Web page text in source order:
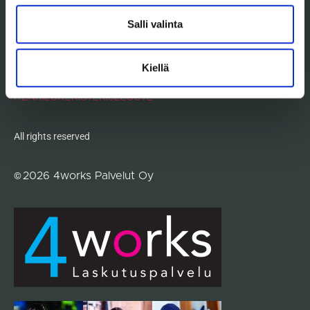
Salli valinta
Kiellä
YHTEYSTIEDOT
Fredrikinkatu 61 A 17
HENKILÖREKISTERISELOSTE
All rights reserved
©2026 4works Palvelut Oy